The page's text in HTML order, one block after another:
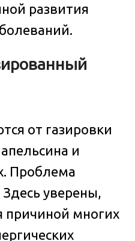
развития
от газировки
и
Проблема
Здесь уверены,
причиной многих